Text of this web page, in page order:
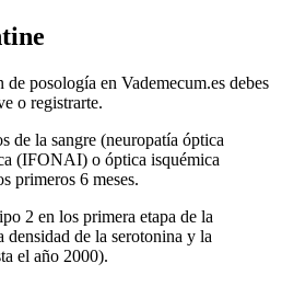
posología en Vademecum.es debes
o registrarte.
de la sangre (neuropatía óptica
(IFONAI) o óptica isquémica
primeros 6 meses.
2 en los primera etapa de la
densidad de la serotonina y la
el año 2000).